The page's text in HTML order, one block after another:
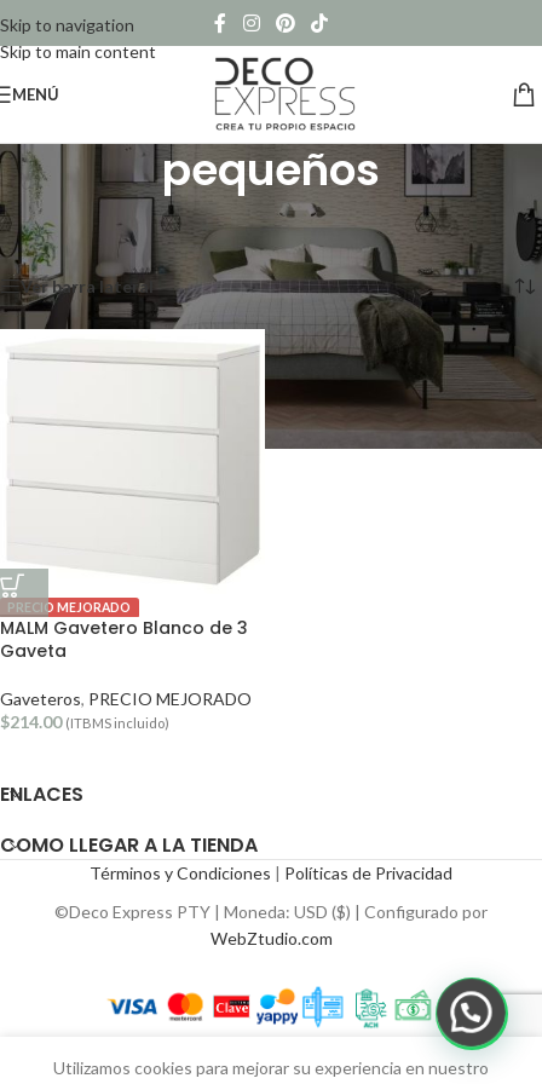
Skip to navigation
Skip to main content
MENÚ
pequeños
Inicio/
Productos etiquetados “pequeños”
Mostrando el único resultado
Ver barra lateral
PRECIO MEJORADO
MALM Gavetero Blanco de 3
Gaveta
Gaveteros, PRECIO MEJORADO
$214.00 (ITBMS incluido)
ENLACES
COMO LLEGAR A LA TIENDA
Términos y Condiciones | Políticas de Privacidad
©Deco Express PTY | Moneda: USD ($) | Configurado por
WebZtudio.com
Utilizamos cookies para mejorar su experiencia en nuestro